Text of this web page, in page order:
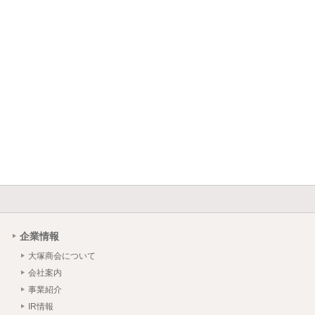
企業情報
大塚商会について
会社案内
事業紹介
IR情報